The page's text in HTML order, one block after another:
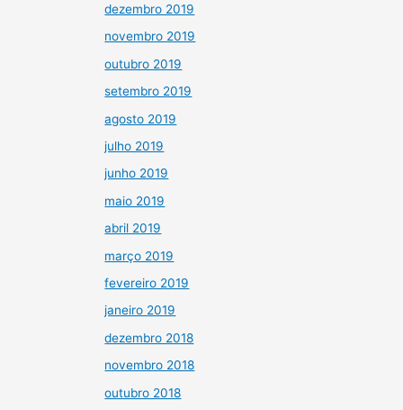
dezembro 2019
novembro 2019
outubro 2019
setembro 2019
agosto 2019
julho 2019
junho 2019
maio 2019
abril 2019
março 2019
fevereiro 2019
janeiro 2019
dezembro 2018
novembro 2018
outubro 2018